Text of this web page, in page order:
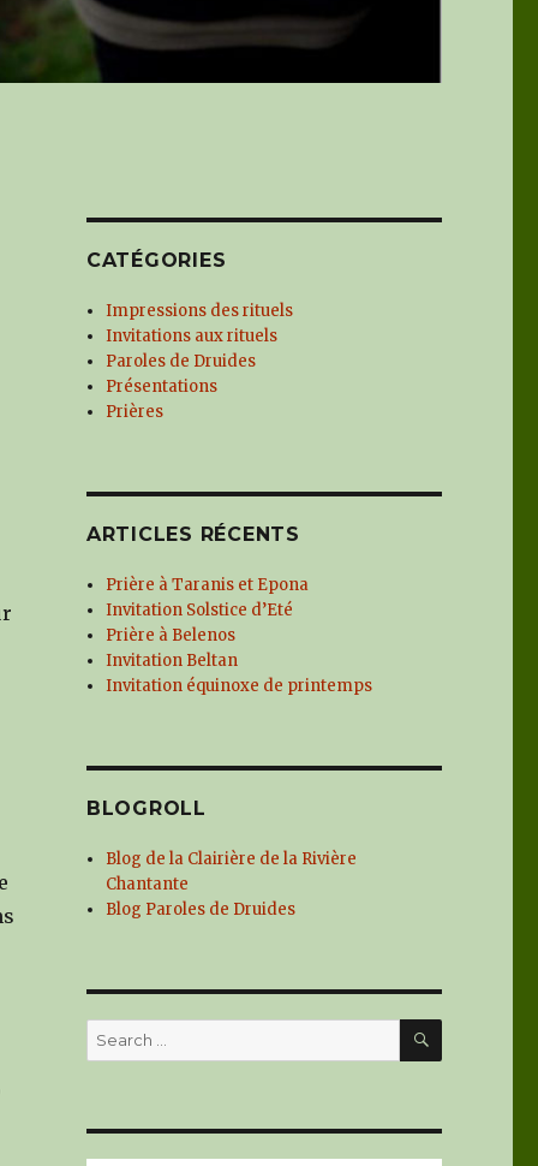
CATÉGORIES
Impressions des rituels
Invitations aux rituels
Paroles de Druides
Présentations
Prières
ARTICLES RÉCENTS
Prière à Taranis et Epona
Invitation Solstice d’Eté
Prière à Belenos
Invitation Beltan
Invitation équinoxe de printemps
BLOGROLL
Blog de la Clairière de la Rivière
Chantante
Blog Paroles de Druides
Search
for:
SEARCH